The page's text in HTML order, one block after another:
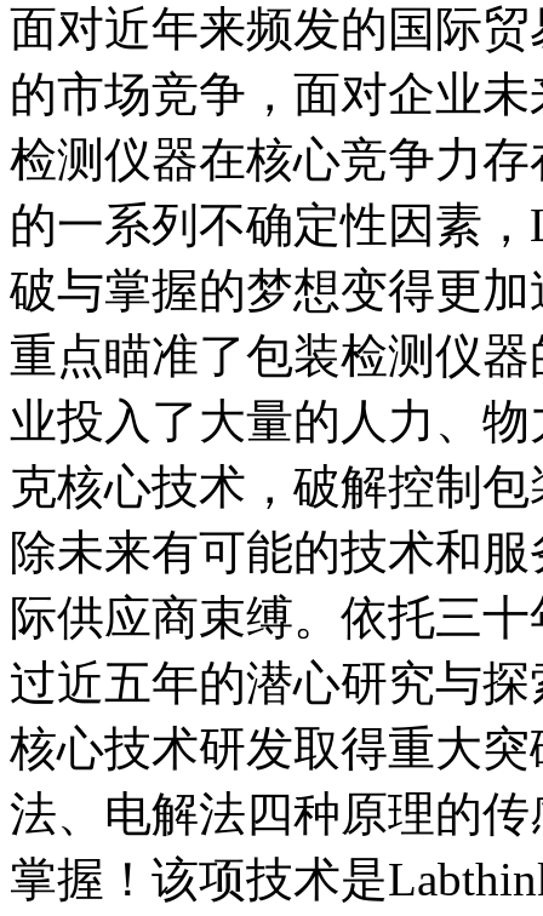
面对近年来频发的国际
的市场竞争，面对企业
检测仪器在核心竞争力
的一系列不确定性因素
破与掌握的梦想变得更
重点瞄准了包装检测仪
业投入了大量的人力、
克核心技术，破解控制
除未来有可能的技术和
际供应商束缚。依托三
过近五年的潜心研究与
核心技术研发取得重大
法、电解法四种原理的
掌握！该项技术是